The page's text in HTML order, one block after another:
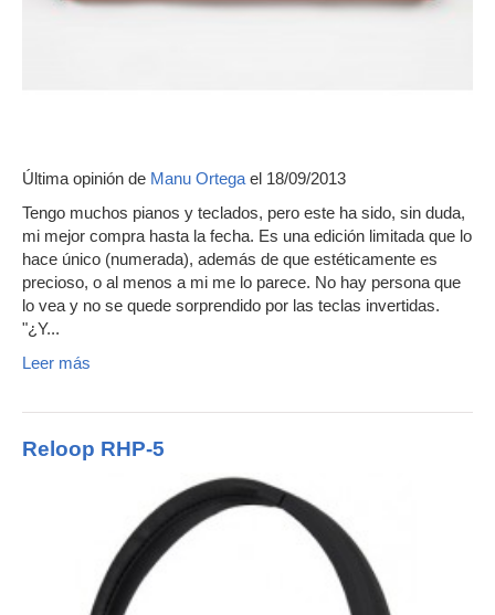
Última opinión de Manu Ortega el 18/09/2013
Tengo muchos pianos y teclados, pero este ha sido, sin duda,
mi mejor compra hasta la fecha. Es una edición limitada que lo
hace único (numerada), además de que estéticamente es
precioso, o al menos a mi me lo parece. No hay persona que
lo vea y no se quede sorprendido por las teclas invertidas.
"¿Y...
Leer más
Reloop RHP-5